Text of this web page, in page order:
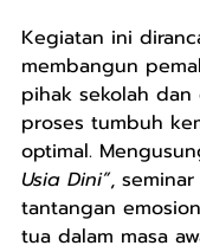
Kegiatan ini
membangun
pihak sekolah
proses tumbuh
optimal.
Usia Dini”,
tantangan
tua dalam masa